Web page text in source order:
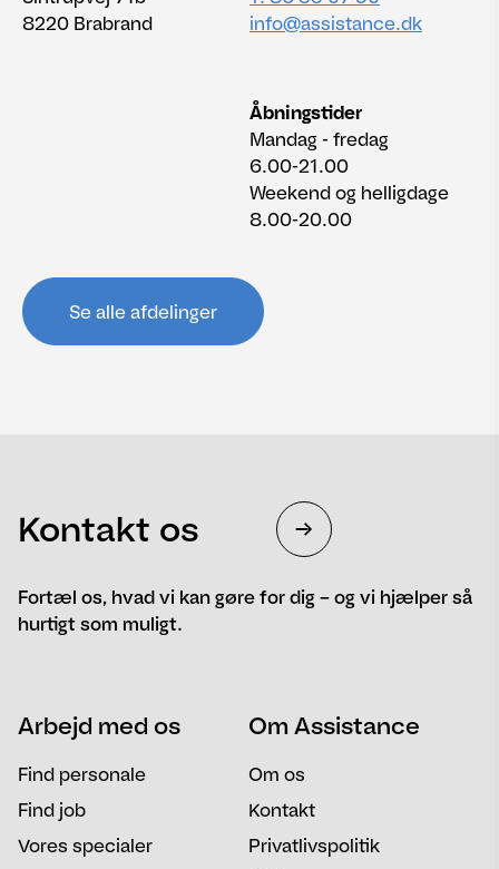
8220 Brabrand
info@assistance.dk
Åbningstider
Mandag - fredag
6.00-21.00
Weekend og helligdage
8.00-20.00
Se alle afdelinger
Kontakt os
Fortæl os, hvad vi kan gøre for dig – og vi hjælper så
hurtigt som muligt.
Email Besked
Arbejd med os
Find personale
Find job
Vores specialer
Om Assistance
Om os
Kontakt
Privatlivspolitik